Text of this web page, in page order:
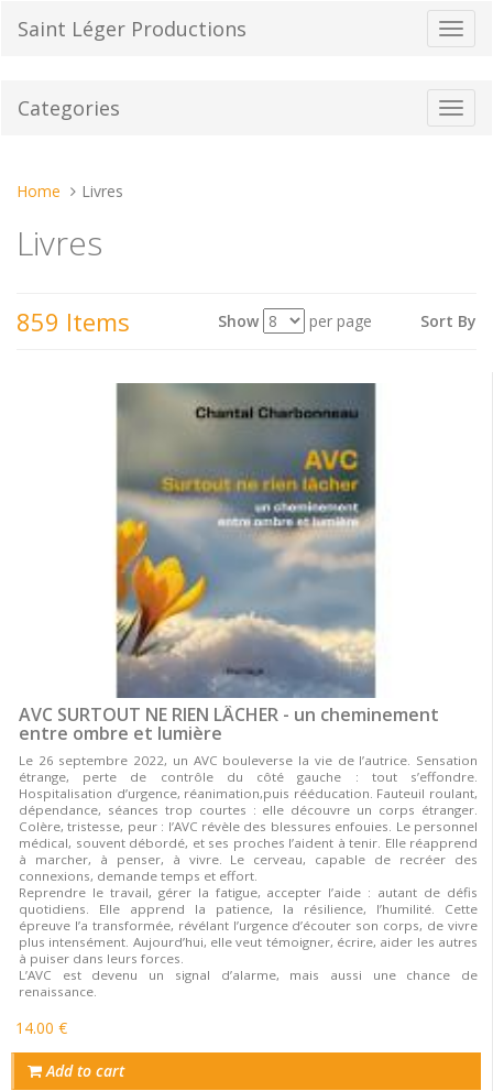
Saint Léger Productions
Categories
You
here:
Home Livres
Livres
859 Items Show per page Sort By
AVC SURTOUT NE RIEN LÂCHER - un cheminement
entre ombre et lumière
Le 26 septembre 2022, un AVC bouleverse la vie de l’autrice. Sensation
étrange, perte de contrôle du côté gauche : tout s’effondre.
Hospitalisation d’urgence, réanimation,puis rééducation. Fauteuil roulant,
dépendance, séances trop courtes : elle découvre un corps étranger.
Colère, tristesse, peur : l’AVC révèle des blessures enfouies. Le personnel
médical, souvent débordé, et ses proches l’aident à tenir. Elle réapprend
à marcher, à penser, à vivre. Le cerveau, capable de recréer des
connexions, demande temps et effort.
Reprendre le travail, gérer la fatigue, accepter l’aide : autant de défis
quotidiens. Elle apprend la patience, la résilience, l’humilité. Cette
épreuve l’a transformée, révélant l’urgence d’écouter son corps, de vivre
plus intensément. Aujourd’hui, elle veut témoigner, écrire, aider les autres
à puiser dans leurs forces.
L’AVC est devenu un signal d’alarme, mais aussi une chance de
renaissance.
14.00 €
Add to cart